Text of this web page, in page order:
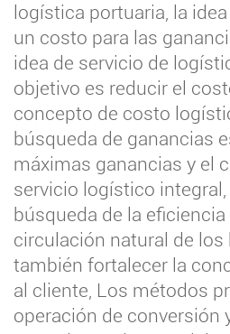
logística portuaria, la
un costo para las
idea de servicio de
objetivo es reducir el
concepto de costo
búsqueda de ganancias
máximas ganancias y el
servicio logístico
búsqueda de la
circulación natural de los
también fortalecer la
al cliente, Los métodos
operación de conversión